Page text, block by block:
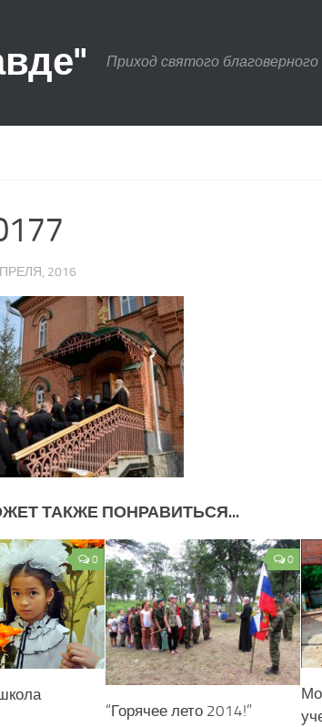
Приход святого
2016
ТАКЖЕ ПОНРАВИТЬСЯ...
0 0
“Горячее лето 2014!”